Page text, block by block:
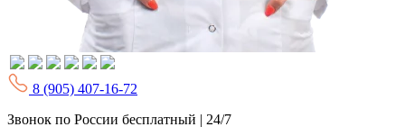
8 (905) 407-16-72
Звонок по России бесплатный | 24/7